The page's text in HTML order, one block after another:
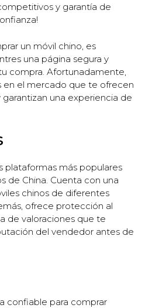
y garantía de
un móvil chino, es
una página segura y
compra. Afortunadamente,
en el mercado que te ofrecen
una experiencia de
plataformas más populares
de China. Cuenta con una
chinos de diferentes
ofrece protección al
de valoraciones que te
del vendedor antes de
confiable para comprar